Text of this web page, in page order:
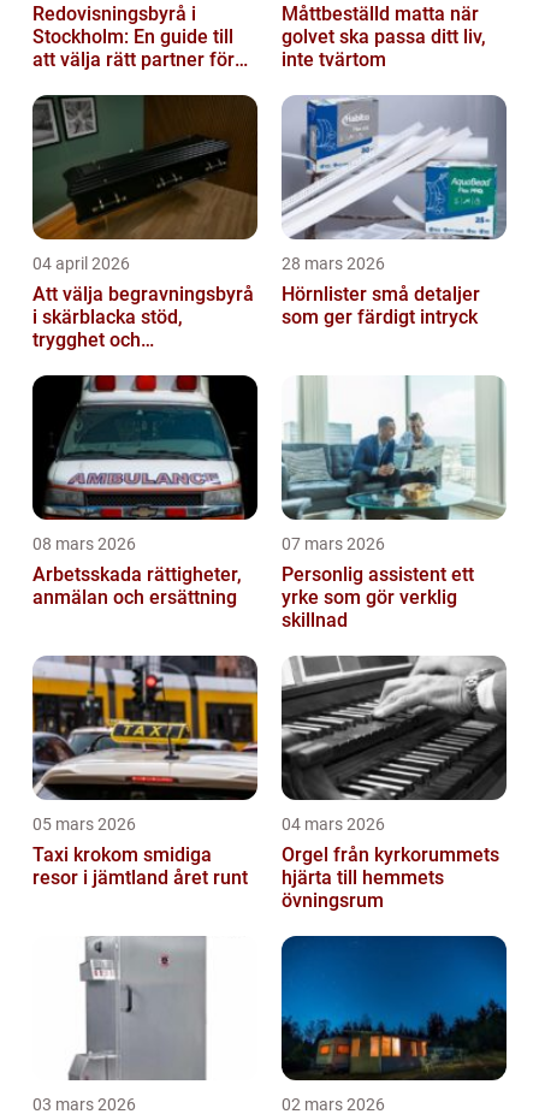
Redovisningsbyrå i
Stockholm: En guide till
att välja rätt partner för
Måttbeställd matta när
golvet ska passa ditt liv,
inte tvärtom
04 april 2026
Att välja begravningsbyrå
i skärblacka stöd,
trygghet och
28 mars 2026
Hörnlister små detaljer
som ger färdigt intryck
08 mars 2026
Arbetsskada rättigheter,
anmälan och ersättning
07 mars 2026
Personlig assistent ett
yrke som gör verklig
skillnad
05 mars 2026
Taxi krokom smidiga
resor i jämtland året runt
04 mars 2026
Orgel från kyrkorummets
hjärta till hemmets
övningsrum
03 mars 2026 02 mars 2026